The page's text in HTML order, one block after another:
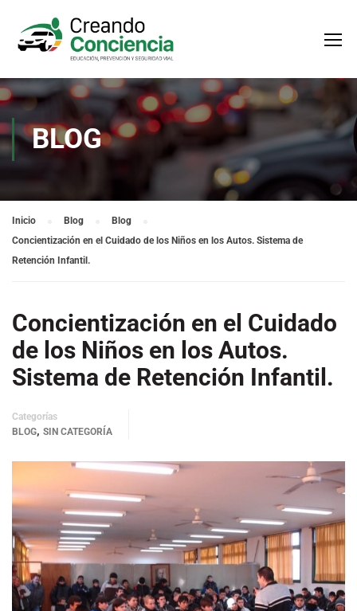
BLOG
Inicio Blog
Blog
Concientización en el Cuidado de los Niños en los Autos. Sistema de
Retención Infantil.
Concientización en el Cuidado
de los Niños en los Autos.
Sistema de Retención Infantil.
Categorías
BLOG, SIN CATEGORÍA